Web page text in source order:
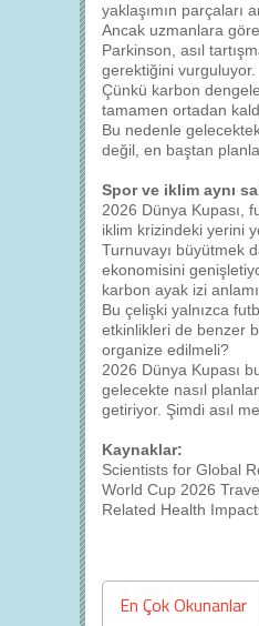
yaklaşımın parçaları
Ancak uzmanlara
Parkinson, asıl
gerektiğini vurguluyor.
Çünkü karbon
tamamen ortadan
Bu nedenle
değil, en baştan
Spor ve iklim aynı
2026 Dünya Kupası,
iklim krizindeki yerini
Turnuvayı büyütmek
ekonomisini
karbon ayak izi
Bu çelişki yalnızca
etkinlikleri de benzer
organize edilmeli?
2026 Dünya Kupası
gelecekte nasıl
getiriyor. Şimdi asıl
Kaynaklar:
Scientists for Global
World Cup 2026
Related Health
En Çok Okunanlar